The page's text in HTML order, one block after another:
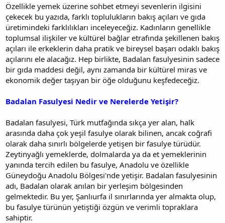
Özellikle yemek üzerine sohbet etmeyi sevenlerin ilgisini
çekecek bu yazıda, farklı toplulukların bakış açıları ve gıda
üretimindeki farklılıkları inceleyeceğiz. Kadınların genellikle
toplumsal ilişkiler ve kültürel bağlar etrafında şekillenen bakış
açıları ile erkeklerin daha pratik ve bireysel başarı odaklı bakış
açılarını ele alacağız. Hep birlikte, Badalan fasulyesinin sadece
bir gıda maddesi değil, aynı zamanda bir kültürel miras ve
ekonomik değer taşıyan bir öğe olduğunu keşfedeceğiz.
Badalan Fasulyesi Nedir ve Nerelerde Yetişir?
Badalan fasulyesi, Türk mutfağında sıkça yer alan, halk
arasında daha çok yeşil fasulye olarak bilinen, ancak coğrafi
olarak daha sınırlı bölgelerde yetişen bir fasulye türüdür.
Zeytinyağlı yemeklerde, dolmalarda ya da et yemeklerinin
yanında tercih edilen bu fasulye, Anadolu ve özellikle
Güneydoğu Anadolu Bölgesi'nde yetişir. Badalan fasulyesinin
adı, Badalan olarak anılan bir yerleşim bölgesinden
gelmektedir. Bu yer, Şanlıurfa il sınırlarında yer almakta olup,
bu fasulye türünün yetiştiği özgün ve verimli topraklara
sahiptir.